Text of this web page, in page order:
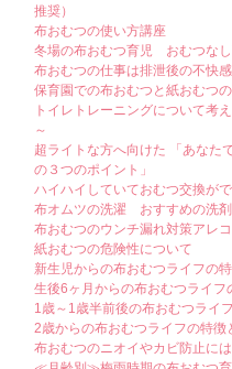
推奨）
布おむつの使い方講座
冬場の布おむつ育児 おむつな
布おむつの仕事は排泄後の不快
保育園での布おむつと紙おむつ
トイレトレーニングについて考
～
超ライトな方へ向けた 「あなた
の３つのポイント」
ハイハイしていておむつ交換がで
布オムツの洗濯 おすすめの洗剤
布おむつのウンチ漏れ対策アレ
紙おむつの危険性について
新生児からの布おむつライフの
生後6ヶ月からの布おむつライフ
1歳～1歳半前後の布おむつライ
2歳からの布おむつライフの特徴
布おむつのニオイやカビ防止に